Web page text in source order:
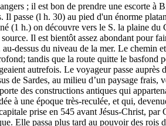
; il est bon de prendre une escorte
passe (l h. 30) au pied d'un énorme
(1 h.) on découvre vers le S. la plaine
Il est bientôt assez abondant pour
dessus du niveau de la mer. Le
tandis que la route quitte le
autrefois. Le voyageur passe
de Sardes, au milieu d’un paysage
des constructions antiques qui
à une époque très-reculée, et qui,
prise en 545 avant Jésus-Christ,
Elle passa plus tard au pouvoir des